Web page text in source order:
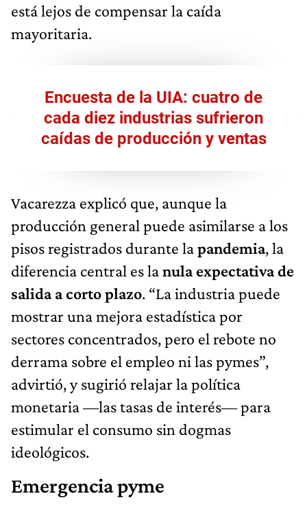
está lejos de compensar la caída
mayoritaria.
Encuesta de la UIA: cuatro de
cada diez industrias sufrieron
caídas de producción y ventas
Vacarezza explicó que, aunque la
producción general puede asimilarse a los
pisos registrados durante lapandemia, la
diferencia central es lanula expectativa de
salida a corto plazo. “La industria puede
mostrar una mejora estadística por
sectores concentrados, pero el rebote no
derrama sobre el empleo ni las pymes”,
advirtió, y sugirió relajar la política
monetaria —las tasas de interés— para
estimular el consumo sin dogmas
ideológicos.
Emergencia pyme